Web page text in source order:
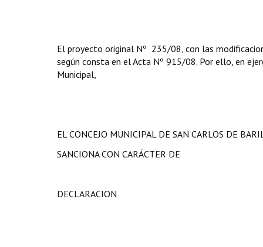
El proyecto original Nº 235/08, con las
según consta en el Acta Nº 915/08. Por ello, en
Municipal,
EL CONCEJO MUNICIPAL DE SAN CARLOS DE
SANCIONA CON CARÁCTER DE
DECLARACION